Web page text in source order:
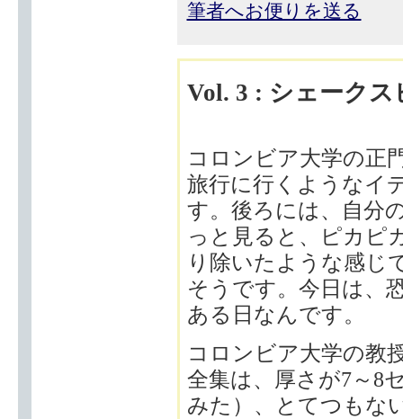
筆者へお便りを送る
Vol. 3 : シェーク
コロンビア大学の正
旅行に行くようなイ
す。後ろには、自分
っと見ると、ピカピ
り除いたような感じ
そうです。今日は、
ある日なんです。
コロンビア大学の教
全集は、厚さが7～8
みた）、とてつもな